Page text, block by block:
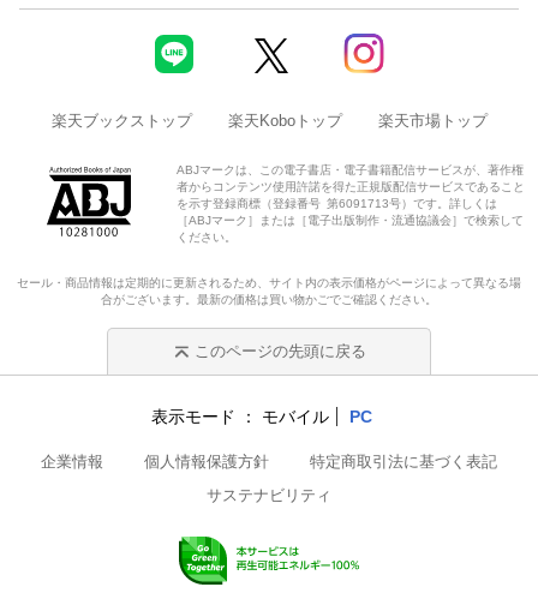
楽天ブックストップ 楽天Koboトップ 楽天市場トップ
ABJマークは、この電子書店・電子書籍配信サービスが、著作権
者からコンテンツ使用許諾を得た正規版配信サービスであること
を示す登録商標（登録番号 第6091713号）です。詳しくは
［ABJマーク］または［電子出版制作・流通協議会］で検索して
ください。
セール・商品情報は定期的に更新されるため、サイト内の表示価格がページによって異なる場
合がございます。最新の価格は買い物かごでご確認ください。
このページの先頭に戻る
表示モード モバイル PC
企業情報 個人情報保護方針
特定商取引法に基づく表記
サステナビリティ